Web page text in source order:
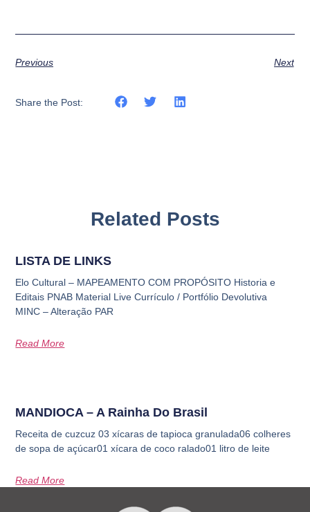
Previous Next
Share the Post:
Related Posts
LISTA DE LINKS
Elo Cultural – MAPEAMENTO COM PROPÓSITO Historia e
Editais PNAB Material Live Currículo / Portfólio Devolutiva
MINC – Alteração PAR
Read More
MANDIOCA – A Rainha Do Brasil
Receita de cuzcuz 03 xícaras de tapioca granulada06 colheres
de sopa de açúcar01 xícara de coco ralado01 litro de leite
Read More